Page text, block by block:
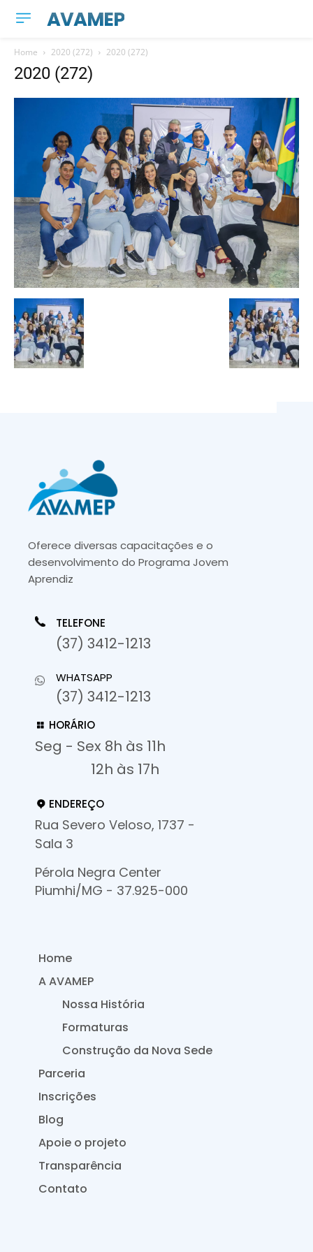
AVAMEP
Home 2020 (272) 2020 (272)
2020 (272)
Oferece diversas capacitações e o
desenvolvimento do Programa Jovem
Aprendiz
TELEFONE
(37) 3412-1213
WHATSAPP
(37) 3412-1213
HORÁRIO
Seg - Sex 8h às 11h
12h às 17h
ENDEREÇO
Rua Severo Veloso, 1737 -
Sala 3
Pérola Negra Center
Piumhi/MG - 37.925-000
Home
A AVAMEP
Nossa História
Formaturas
Construção da Nova Sede
Parceria
Inscrições
Blog
Apoie o projeto
Transparência
Contato